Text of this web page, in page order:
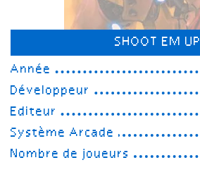
SHOOT EM UP
Année
Développeur
Editeur
Système Arcade
Nombre de joueurs